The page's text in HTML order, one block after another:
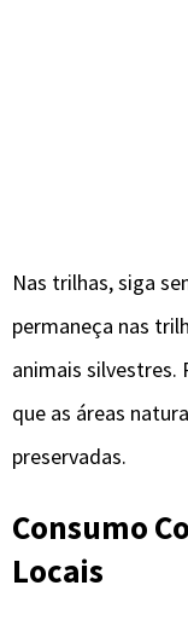
Nas trilhas, siga
permaneça nas
animais silvestres.
que as áreas
preservadas.
Consumo
Locais